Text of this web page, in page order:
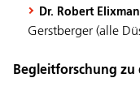
Dr. Robert
Gerstberger (alle
Begleitforschung zu